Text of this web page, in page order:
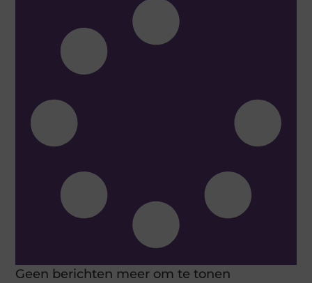
Geen berichten meer om te tonen